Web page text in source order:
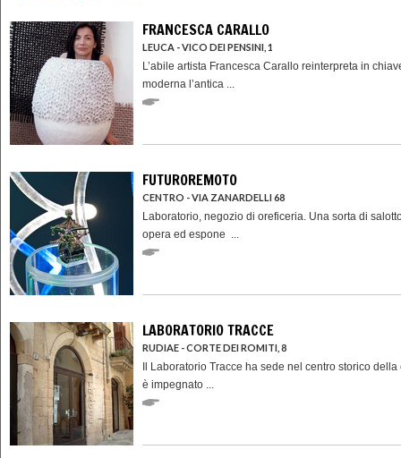
FRANCESCA CARALLO
LEUCA - VICO DEI PENSINI, 1
L’abile artista Francesca Carallo reinterpreta in
moderna l’antica ...
FUTUROREMOTO
CENTRO - VIA ZANARDELLI 68
Laboratorio, negozio di oreficeria. Una sorta di
opera ed espone ...
LABORATORIO TRACCE
RUDIAE - CORTE DEI ROMITI, 8
Il Laboratorio Tracce ha sede nel centro storico della
è impegnato ...